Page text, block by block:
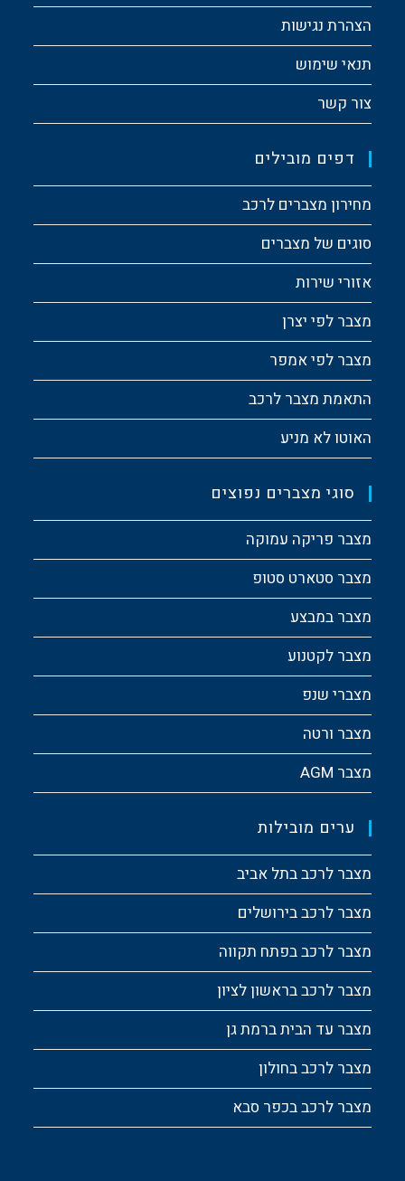
הצהרת נגישות
תנאי שימוש
צור קשר
דפים מובילים
מחירון מצברים לרכב
סוגים של מצברים
אזורי שירות
מצבר לפי יצרן
מצבר לפי אמפר
התאמת מצבר לרכב
האוטו לא מניע
סוגי מצברים נפוצים
מצבר פריקה עמוקה
מצבר סטארט סטופ
מצבר במבצע
מצבר לקטנוע
מצברי שנפ
מצבר ורטה
מצבר AGM
ערים מובילות
מצבר לרכב בתל אביב
מצבר לרכב בירושלים
מצבר לרכב בפתח תקווה
מצבר לרכב בראשון לציון
מצבר עד הבית ברמת גן
מצבר לרכב בחולון
מצבר לרכב בכפר סבא